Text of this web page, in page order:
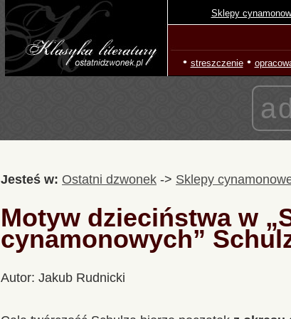
Sklepy
• streszczenie•
Jesteś w: Ostatni dzwonek -> Sklepy
Motyw dzieciństwa w
cynamonowych”
Autor: Jakub Rudnicki